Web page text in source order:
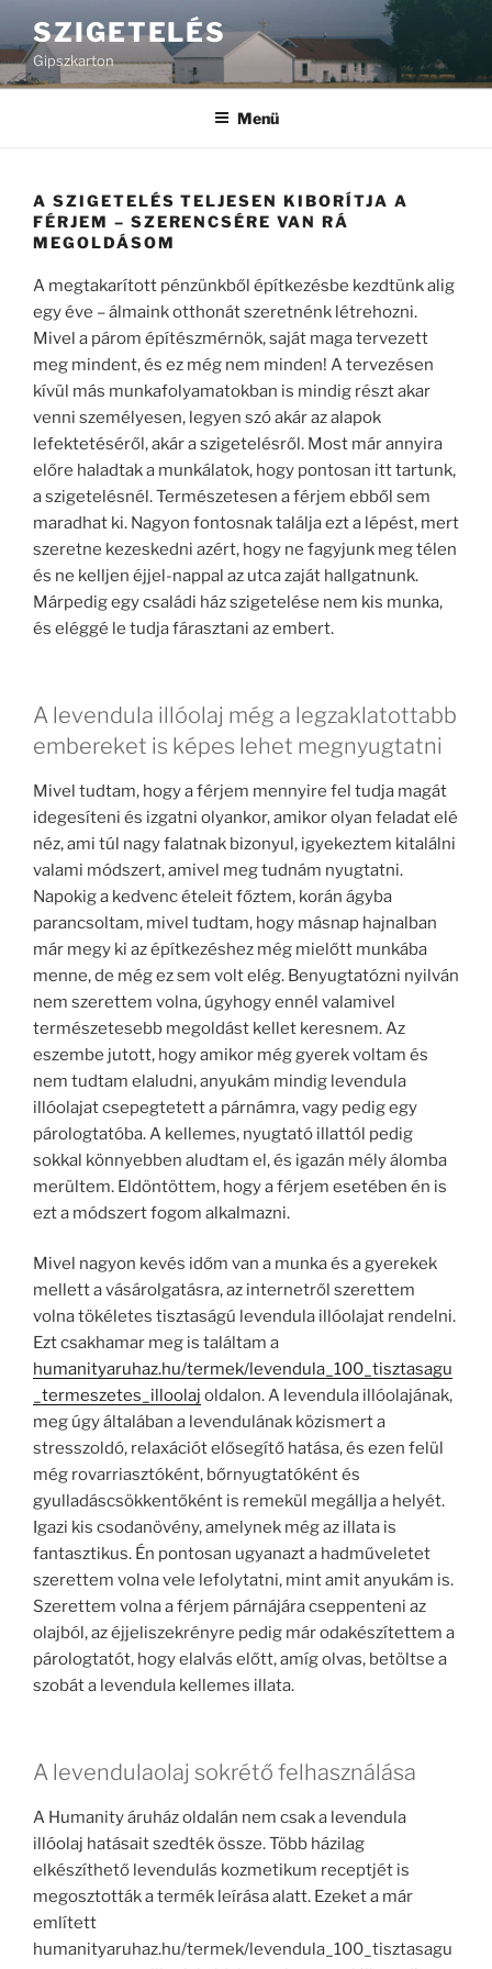
SZIGETELÉS
Gipszkarton
Menü
A SZIGETELÉS TELJESEN KIBORÍTJA A
FÉRJEM – SZERENCSÉRE VAN RÁ
MEGOLDÁSOM
A megtakarított pénzünkből építkezésbe kezdtünk alig
egy éve – álmaink otthonát szeretnénk létrehozni.
Mivel a párom építészmérnök, saját maga tervezett
meg mindent, és ez még nem minden! A tervezésen
kívül más munkafolyamatokban is mindig részt akar
venni személyesen, legyen szó akár az alapok
lefektetéséről, akár a szigetelésről. Most már annyira
előre haladtak a munkálatok, hogy pontosan itt tartunk,
a szigetelésnél. Természetesen a férjem ebből sem
maradhat ki. Nagyon fontosnak találja ezt a lépést, mert
szeretne kezeskedni azért, hogy ne fagyjunk meg télen
és ne kelljen éjjel-nappal az utca zaját hallgatnunk.
Márpedig egy családi ház szigetelése nem kis munka,
és eléggé le tudja fárasztani az embert.
A levendula illóolaj még a legzaklatottabb
embereket is képes lehet megnyugtatni
Mivel tudtam, hogy a férjem mennyire fel tudja magát
idegesíteni és izgatni olyankor, amikor olyan feladat elé
néz, ami túl nagy falatnak bizonyul, igyekeztem kitalálni
valami módszert, amivel meg tudnám nyugtatni.
Napokig a kedvenc ételeit főztem, korán ágyba
parancsoltam, mivel tudtam, hogy másnap hajnalban
már megy ki az építkezéshez még mielőtt munkába
menne, de még ez sem volt elég. Benyugtatózni nyilván
nem szerettem volna, úgyhogy ennél valamivel
természetesebb megoldást kellet keresnem. Az
eszembe jutott, hogy amikor még gyerek voltam és
nem tudtam elaludni, anyukám mindig levendula
illóolajat csepegtetett a párnámra, vagy pedig egy
párologtatóba. A kellemes, nyugtató illattól pedig
sokkal könnyebben aludtam el, és igazán mély álomba
merültem. Eldöntöttem, hogy a férjem esetében én is
ezt a módszert fogom alkalmazni.
Mivel nagyon kevés időm van a munka és a gyerekek
mellett a vásárolgatásra, az internetről szerettem
volna tökéletes tisztaságú levendula illóolajat rendelni.
Ezt csakhamar meg is találtam a
humanityaruhaz.hu/termek/levendula_100_tisztasagu
_termeszetes_illoolaj oldalon. A levendula illóolajának,
meg úgy általában a levendulának közismert a
stresszoldó, relaxációt elősegítő hatása, és ezen felül
még rovarriasztóként, bőrnyugtatóként és
gyulladáscsökkentőként is remekül megállja a helyét.
Igazi kis csodanövény, amelynek még az illata is
fantasztikus. Én pontosan ugyanazt a hadműveletet
szerettem volna vele lefolytatni, mint amit anyukám is.
Szerettem volna a férjem párnájára cseppenteni az
olajból, az éjjeliszekrényre pedig már odakészítettem a
párologtatót, hogy elalvás előtt, amíg olvas, betöltse a
szobát a levendula kellemes illata.
A levendulaolaj sokrétő felhasználása
A Humanity áruház oldalán nem csak a levendula
illóolaj hatásait szedték össze. Több házilag
elkészíthető levendulás kozmetikum receptjét is
megosztották a termék leírása alatt. Ezeket a már
említett
humanityaruhaz.hu/termek/levendula_100_tisztasagu